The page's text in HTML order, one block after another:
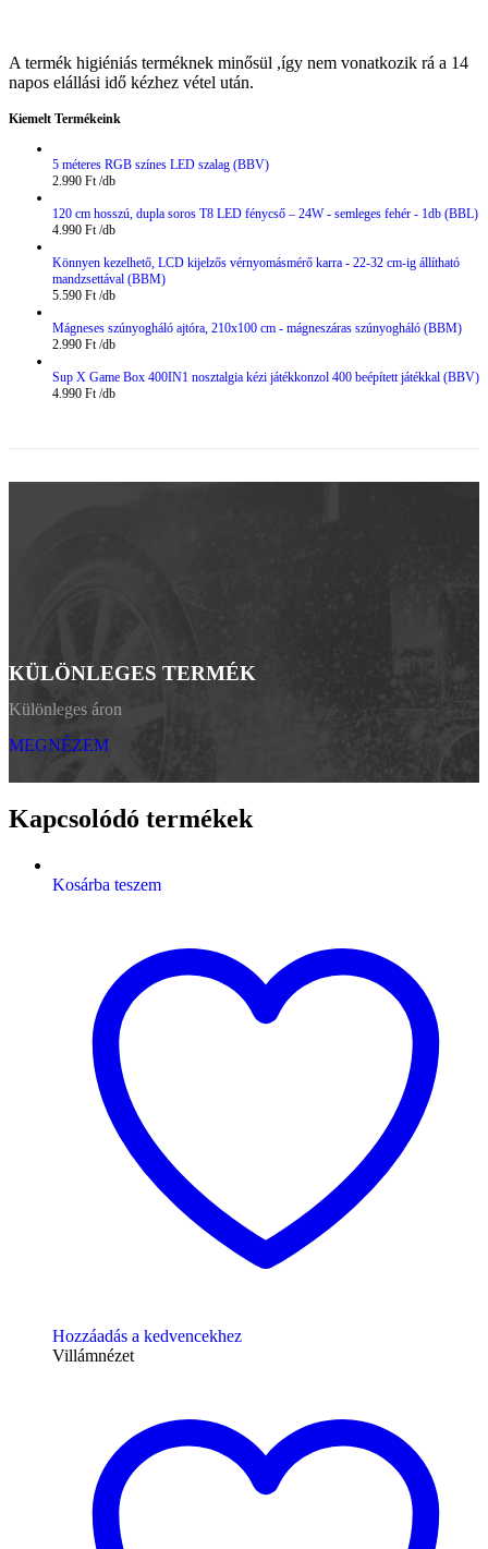
A termék higiéniás terméknek minősül ,így nem vonatkozik rá a 14
napos elállási idő kézhez vétel után.
Kiemelt Termékeink
5 méteres RGB színes LED szalag (BBV)
2.990 Ft
120 cm hosszú, dupla soros T8 LED fénycső – 24W - semleges fehér - 1db (BBL)
4.990 Ft
Könnyen kezelhető, LCD kijelzős vérnyomásmérő karra - 22-32 cm-ig állítható
mandzsettával (BBM)
5.590 Ft
Mágneses szúnyogháló ajtóra, 210x100 cm - mágneszáras szúnyogháló (BBM)
2.990 Ft
Sup X Game Box 400IN1 nosztalgia kézi játékkonzol 400 beépített játékkal (BBV)
4.990 Ft
KÜLÖNLEGES TERMÉK
Különleges áron
MEGNÉZEM
Kapcsolódó termékek
Kosárba teszem
Hozzáadás a kedvencekhez
Villámnézet